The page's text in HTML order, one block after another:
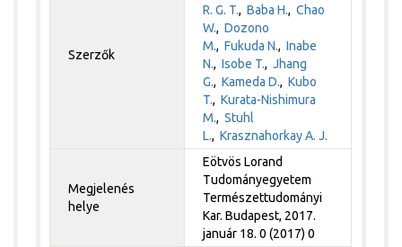
Szerzők
R. G. T.,Baba H.,Chao
W.,Dozono
M.,Fukuda N.,Inabe
N.,Isobe T.,Jhang
G.,Kameda D.,Kubo
T.,Kurata-Nishimura
M.,Stuhl
L.,Krasznahorkay A. J.
Megjelenés
helye
Eötvös Lorand
Tudományegyetem
Természettudományi
Kar. Budapest, 2017.
január 18. 0 (2017) 0